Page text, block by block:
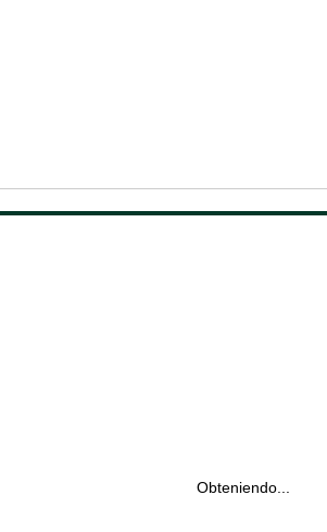
Obteniendo...